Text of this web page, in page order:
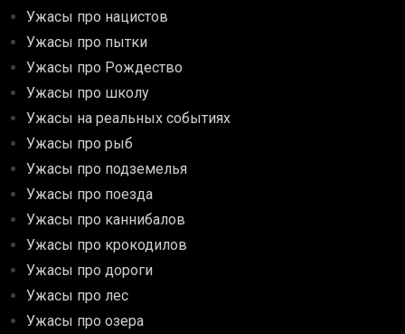
Ужасы про нацистов
Ужасы про пытки
Ужасы про Рождество
Ужасы про школу
Ужасы на реальных событиях
Ужасы про рыб
Ужасы про подземелья
Ужасы про поезда
Ужасы про каннибалов
Ужасы про крокодилов
Ужасы про дороги
Ужасы про лес
Ужасы про озера